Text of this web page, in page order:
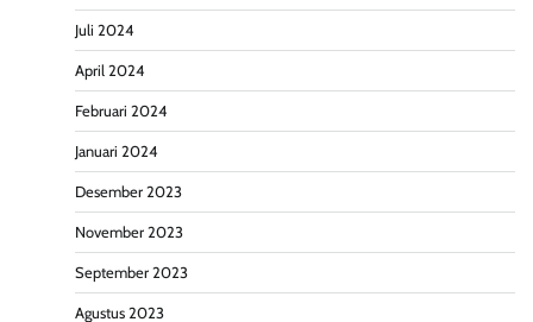
Juli 2024
April 2024
Februari 2024
Januari 2024
Desember 2023
November 2023
September 2023
Agustus 2023